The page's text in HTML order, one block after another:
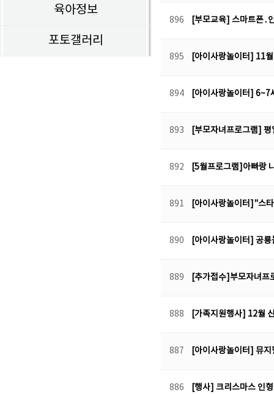
육아정보
포토갤러리
896 [부모교육] 스마트폰․
895 [아이사랑놀이터] 11
894 [아이사랑놀이터] 6~7
893 [부모자녀프로그램]
892 [5월프로그램]아빠랑
891 [아이사랑놀이터]"스
890 [아이사랑놀이터] 공
889 [추가접수]부모자녀프
888 [가족지원행사] 12월
887 [아이사랑놀이터] 뮤
886 [행사] 크리스마스 인